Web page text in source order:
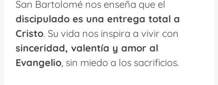
San Bartolomé nos enseña que el
discipulado es una entrega total a
Cristo. Su vida nos inspira a vivir con
sinceridad, valentía y amor al
Evangelio, sin miedo a los sacrificios.